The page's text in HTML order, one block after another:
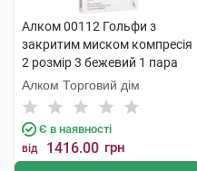
Алком 00112 Гольфи з
закритим миском компресія
2 розмір 3 бежевий 1 пара
Алком Торговий дім
Є в наявності
від 1416.00 грн